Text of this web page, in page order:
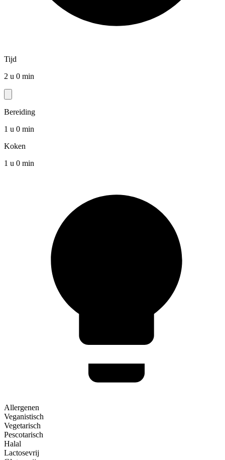
Tijd
2 u 0 min
Bereiding
1 u 0 min
Koken
1 u 0 min
Allergenen
Veganistisch
Vegetarisch
Pescotarisch
Halal
Lactosevrij